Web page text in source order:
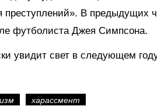
преступлений». В предыдущих
футболиста Джея Симпсона.
увидит свет в следующем
харассмент